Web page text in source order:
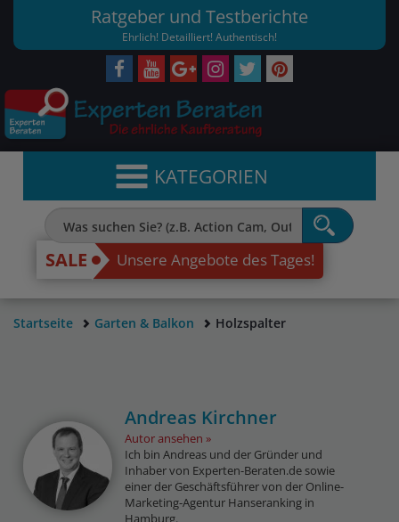
Ratgeber und Testberichte
Ehrlich! Detailliert! Authentisch!
KATEGORIEN
SALE Unsere Angebote des Tages!
Startseite Garten & Balkon Holzspalter
Andreas Kirchner
Autor ansehen
Ich bin Andreas und der Gründer und
Inhaber von Experten-Beraten.de sowie
einer der Geschäftsführer von der Online-
Marketing-Agentur Hanseranking in
Hamburg.